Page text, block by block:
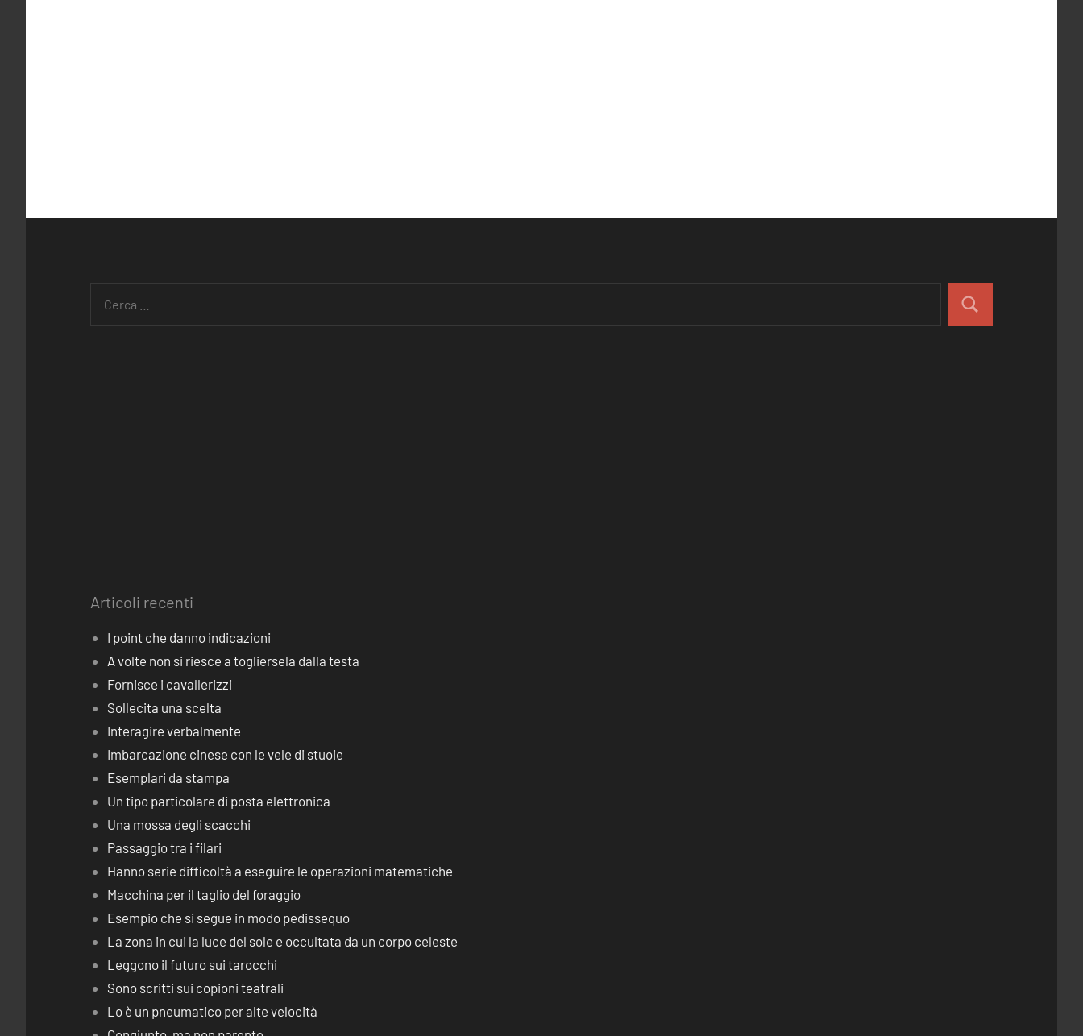
Articoli recenti
I point che danno indicazioni
A volte non si riesce a togliersela dalla testa
Fornisce i cavallerizzi
Sollecita una scelta
Interagire verbalmente
Imbarcazione cinese con le vele di stuoie
Esemplari da stampa
Un tipo particolare di posta elettronica
Una mossa degli scacchi
Passaggio tra i filari
Hanno serie difficoltà a eseguire le operazioni matematiche
Macchina per il taglio del foraggio
Esempio che si segue in modo pedissequo
La zona in cui la luce del sole e occultata da un corpo celeste
Leggono il futuro sui tarocchi
Sono scritti sui copioni teatrali
Lo è un pneumatico per alte velocità